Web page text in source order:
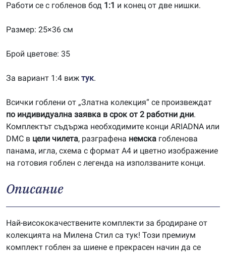
Работи се с гобленов бод 1:1 и конец от две нишки.
Размер: 25×36 см
Брой цветове: 35
За вариант 1:4 виж тук.
Всички гоблени от „Златна колекция“ се произвеждат
по индивидуална заявка в срок от 2 работни дни.
Комплектът съдържа необходимите конци ARIADNA или
DMC в цели чилета, разграфена немска гобленова
панама, игла, схема с формат А4 и цветно изображение
на готовия гоблен с легенда на използваните конци.
Описание
Най-висококачествените комплекти за бродиране от
колекцията на Милена Стил са тук! Този премиум
комплект гоблен за шиене е прекрасен начин да се